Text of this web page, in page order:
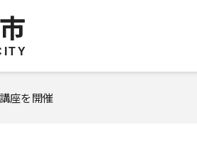
座を開催